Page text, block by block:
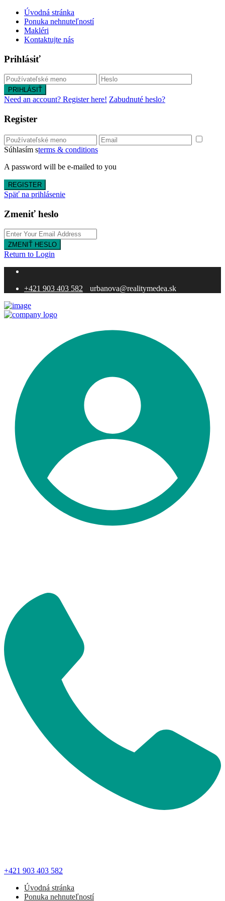
Úvodná stránka
Ponuka nehnuteľností
Makléri
Kontaktujte nás
Prihlásiť
PRIHLÁSIŤ
Need an account? Register here! Zabudnuté heslo?
Register
Súhlasím sterms & conditions
A password will be e-mailed to you
REGISTER
Späť na prihlásenie
Zmeniť heslo
ZMENIŤ HESLO
Return to Login
+421 903 403 582 urbanova@realitymedea.sk
+421 903 403 582
Úvodná stránka
Ponuka nehnuteľností